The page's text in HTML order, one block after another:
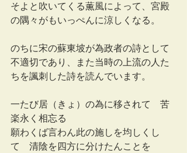
そよと吹いてくる薫風によって、宮殿
の隅々がもいっぺんに涼しくなる。
のちに宋の蘇東坡が為政者の詩として
不適切であり、また当時の上流の人た
ちを諷刺した詩を読んでいます。
一たび居（きょ）の為に移されて　苦
楽永く相忘る
願わくば言わん此の施しを均しくし
て　清陰を四方に分けたんことを